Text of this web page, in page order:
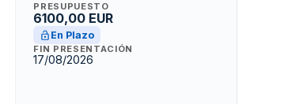
PRESUPUESTO
6100,00 EUR
En Plazo
FIN PRESENTACIÓN
17/08/2026